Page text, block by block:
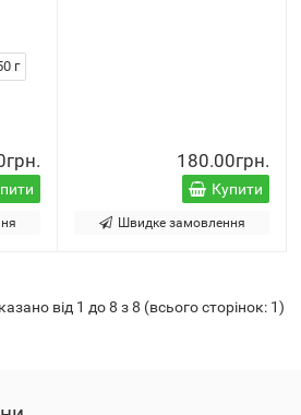
г
180.00грн.
Купити
Швидке замовлення
від 1 до 8 з 8 (всього сторінок: 1)